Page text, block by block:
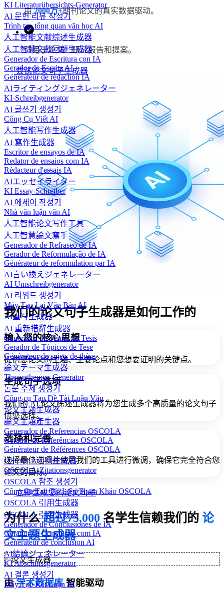
KI Literaturübersichts-Generator
AI 문헌 리뷰 작성기
Trình tạo tổng quan văn học AI
人工智能文献综述生成器
人工智慧文獻回顧生成器
Generador de Escritura con IA
Gerador de Escrita AI
Générateur de rédaction IA
AIライティングジェネレーター
KI-Schreibgenerator
AI 글쓰기 생성기
Công Cụ Viết AI
人工智能写作生成器
AI 寫作生成器
Escritor de ensayos de IA
Redator de ensaios com IA
Rédacteur d'essais IA
AIエッセイライター
KI Essay-Schreiber
AI 에세이 작성기
Nhà văn luận văn AI
人工智能论文写作工具
人工智慧論文寫手
Generador de Refraseo de IA
Gerador de Reformulação de IA
Générateur de reformulation par IA
AI言い換えジェネレーター
AI Umschreibgenerator
AI 리워드 생성기
Máy Tạo Lại Văn Bản AI
AI重写生成器
AI 重新措辭生成器
Generador de Temas de Tesis
Gerador de Tópicos de Tese
Générateur de sujets de thèse
論文テーマ生成器
Thesenthemen-Generator
논문 주제 생성기
Công cụ Tạo Đề Tài Luận Văn
论文主题生成器
論文主題產生器
Generador de Referencias OSCOLA
Gerador de Referências OSCOLA
Générateur de Références OSCOLA
OSCOLA引用生成器
OSCOLA-Zitationsgenerator
OSCOLA 참조 생성기
Công Cụ Tạo Tài Liệu Tham Khảo OSCOLA
OSCOLA 引用生成器
OSCOLA 引用生成器
Generador de Conclusiones de IA
Gerador de Conclusão com IA
Générateur de conclusion AI
AI結論ジェネレーター
KI Abschlussgenerator
AI 결론 생성기
Máy Tạo Kết Luận AI
由2000万+期刊论文的真实数据驱动。
适用于论文、研究报告和提案。
尝试论文句子生成器
我们的论文句子生成器是如何工作的
输入您的核心思想
提供您论文的主题、主要论点和您想要证明的关键点。
生成句子选项
我们的 AI 论文陈述生成器将为您生成多个高质量的论文句子
供您选择。
选择和完善
选择最佳选项并使用我们的工具进行微调，确保它完全符合您
论文的目标。
立即生成您的论文句子
为什么超过75,000 名学生信赖我们的 论
文主题生成器
✨论文生成器
由学术数据库智能驱动